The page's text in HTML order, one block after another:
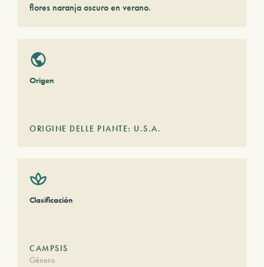
flores naranja oscuro en verano.
Origen
ORIGINE DELLE PIANTE: U.S.A.
Clasificación
CAMPSIS
Género